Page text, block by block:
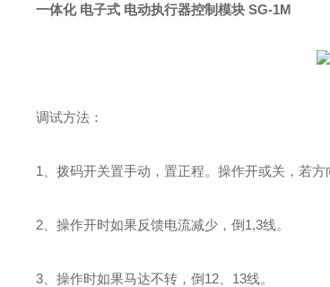
一体化 电子式 电动执行器控制模块 SG-1M
调试方法：
1、拨码开关置手动，置正程。操作开或关，若方
2、操作开时如果反馈电流减少，倒1,3线。
3、操作时如果马达不转，倒12、13线。